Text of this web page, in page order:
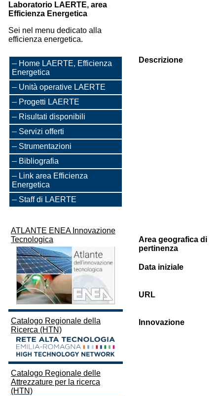
Laboratorio LAERTE, area
Efficienza Energetica
Sei nel menu dedicato alla
efficienza energetica.
Home LAERTE, Efficienza
Energetica
Unità operative LAERTE
Progetti LAERTE
Risultati disponibili
Servizi offerti
Strumentazioni
Bibliografia
Link area Efficienza
Energetica
Staff di LAERTE
ATLANTE ENEA Innovazione
Tecnologica
Catalogo Regionale della
Ricerca (HTN)
Catalogo Regionale delle
Attrezzature per la ricerca
(HTN)
Descrizione
Area geografica di
pertinenza
Data iniziale
URL
Innovazione